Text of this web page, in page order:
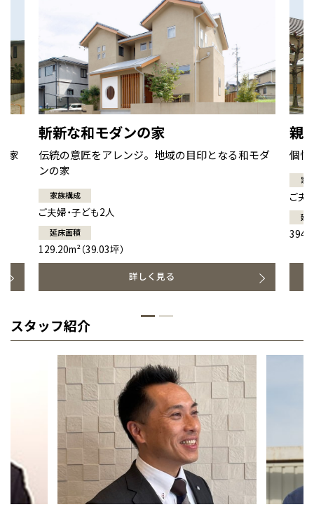
家
斬新な和モダンの家
伝統の意匠をアレンジ。地域の目印となる和モダ
ンの家
家族構成
ご夫婦・子ども2人
延床面積
129.20m²（39.03坪）
詳しく見る
親
個性
家
ご夫
延
スタッフ紹介